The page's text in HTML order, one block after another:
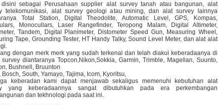
disini sebagai Perusahaan supplier alat survey tanah atau bangunan, alat
telekomunikasi, alat survey geologi atau mining, dan alat survey lainnya
Total Station, Digital Theodolite, Automatic Level, GPS, Kompas,
Monocullars, Laser Rangefinder, Teropong Malam, Digital Altimeter,
Tandem, Digital Planimeter, Distometer Speed Gun, Measuring Wheel,
Tape, Grounding Tester, HT Handy Talky, Sound Level Meter, dan alat alat
dengan merk merk yang sudah terkenal dan telah diakui keberadaanya di
diantaranya Topcon,Nikon,Sokkia, Garmin, Trimble, Magellan, Suunto,
Bushnell, Bruunton
Bosch, South, Yamayo, Tajima, Icom, Kyoritsu,
keberadan kami dapat menjawab sekaligus memenuhi kebutuhan alat
yang keberadaannya sangat dibutuhkan pada era perkembangan
dan tekhnologi pada saat ini.